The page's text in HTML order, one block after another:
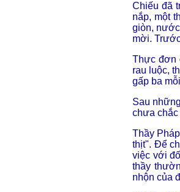
Chiếu đã
nắp, một
giòn,
mời.
Thực đơn
rau luộc,
gấp ba
Sau
chưa chắc
Thầy
thịt". Để
việc với
thầy
nhộn của